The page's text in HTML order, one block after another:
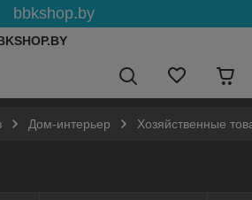
bbkshop.by
Дом-интерьер Хозяйственные